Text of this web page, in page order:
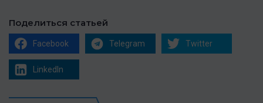
Поделиться статьей
Facebook Telegram Twitter
LinkedIn